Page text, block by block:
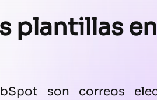
plantillas
son correos